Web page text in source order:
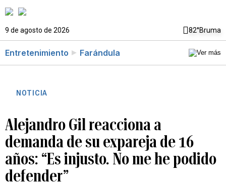
9 de agosto de 2026 82°Bruma
Entretenimiento Farándula
NOTICIA
Alejandro Gil reacciona a
demanda de su expareja de 16
años: “Es injusto. No me he podido
defender”